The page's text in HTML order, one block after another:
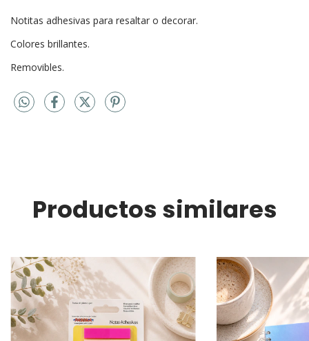
Notitas adhesivas para resaltar o decorar.
Colores brillantes.
Removibles.
Productos similares